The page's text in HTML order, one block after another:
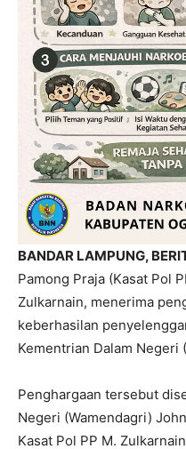
BANDAR LAMPUNG,
Pamong Praja (Kasat Pol
Zulkarnain, menerima
keberhasilan
Kementrian Dalam Negeri
Penghargaan tersebut
Negeri (Wamendagri)
Kasat Pol PP M.